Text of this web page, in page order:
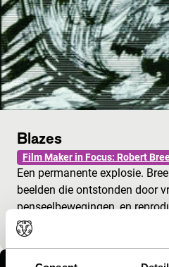
Blazes
Film Maker in Focus: Robert
Een permanente explosie.
beelden die ontstonden door
penseelbewegingen, en
wisselende combinaties op